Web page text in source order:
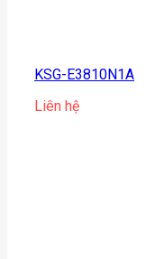
KSG-E3810N1A
Liên hệ